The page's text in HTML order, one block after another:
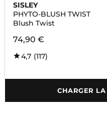
SISLEY
PHYTO-BLUSH TWIST
Blush Twist
74,90 €
4,7 (117)
CHARGER